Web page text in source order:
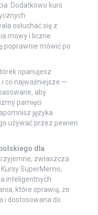
Dodatkowo kurs
osłuchać się z
mowy i liczne
poprawnie mówić po
opanujesz
i co najważniejsze —
aby
pamięci
języka
używać przez pewien
dla
zwłaszcza
SuperMemo,
inteligentnych
które sprawią, że
i dostosowana do